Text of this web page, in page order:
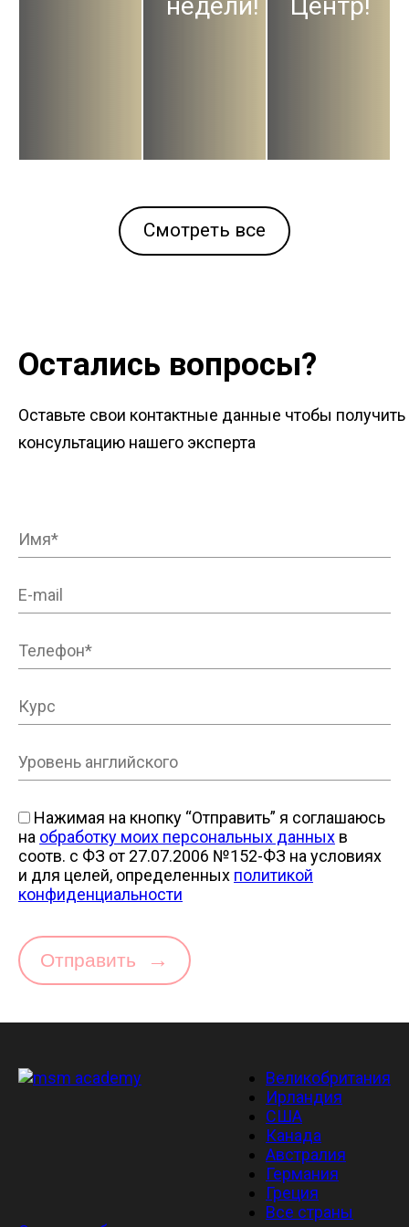
Смотреть все
Остались вопросы?
Оставьте свои контактные данные чтобы
консультацию нашего эксперта
Нажимая на кнопку “Отправить” я соглашаюсь
на обработку моих персональных данных в
соотв. с ФЗ от 27.07.2006 №152-ФЗ на условиях
и для целей, определенных политикой
конфиденциальности
Отправить →
Великобритания
Ирландия
США
Канада
Австралия
Германия
Греция
Все страны